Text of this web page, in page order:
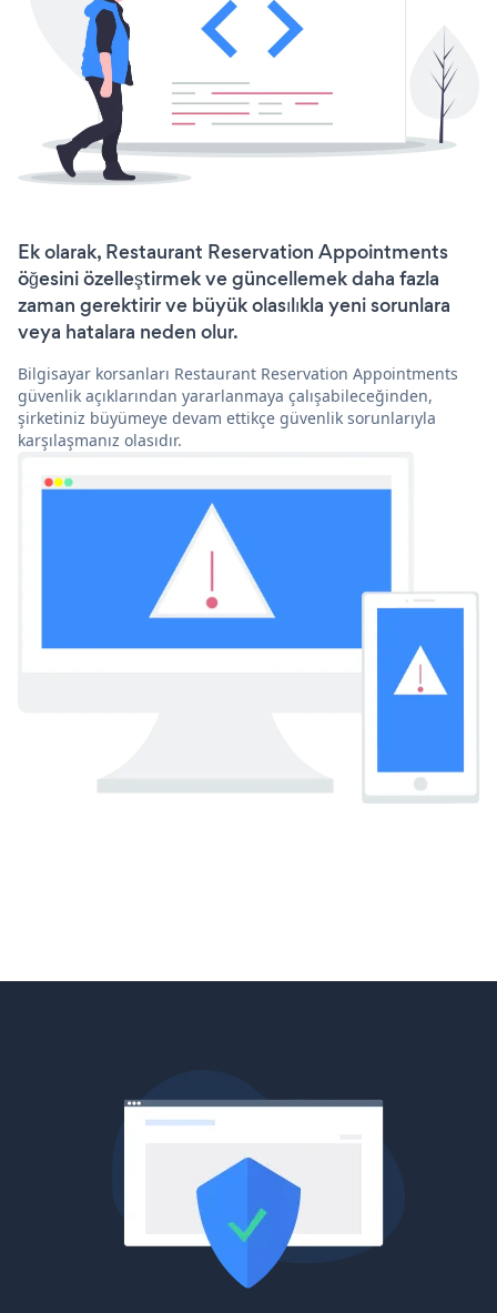
Ek olarak, Restaurant Reservation Appointments
öğesini özelleştirmek ve güncellemek daha fazla
zaman gerektirir ve büyük olasılıkla yeni sorunlara
veya hatalara neden olur.
Bilgisayar korsanları Restaurant Reservation Appointments
güvenlik açıklarından yararlanmaya çalışabileceğinden,
şirketiniz büyümeye devam ettikçe güvenlik sorunlarıyla
karşılaşmanız olasıdır.